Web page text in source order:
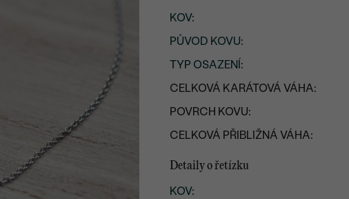
KOV:
PŮVOD KOVU:
TYP OSAZENÍ :
CELKOVÁ KARÁTOVÁ VÁHA:
POVRCH KOVU:
CELKOVÁ PŘIBLIŽNÁ VÁHA:
Detaily o řetízku
KOV: